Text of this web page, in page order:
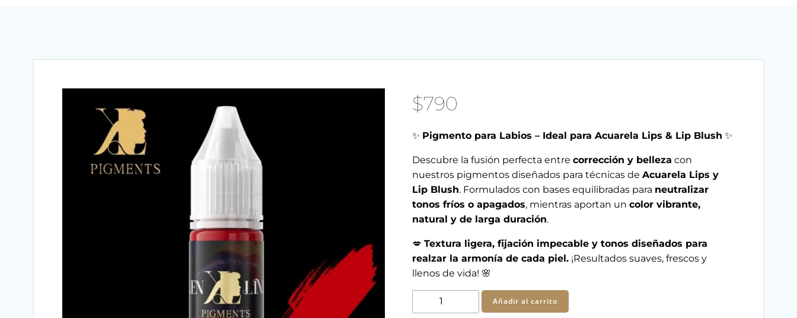
$790
✨ Pigmento para Labios – Ideal para Acuarela Lips & Lip Blush ✨
Descubre la fusión perfecta entre corrección y belleza con
nuestros pigmentos diseñados para técnicas de Acuarela Lips y
Lip Blush. Formulados con bases equilibradas para neutralizar
tonos fríos o apagados, mientras aportan un color vibrante,
natural y de larga duración.
💋 Textura ligera, fijación impecable y tonos diseñados para
realzar la armonía de cada piel.¡Resultados suaves, frescos y
llenos de vida! 🌸
Pigmento
de
Añadir al carrito